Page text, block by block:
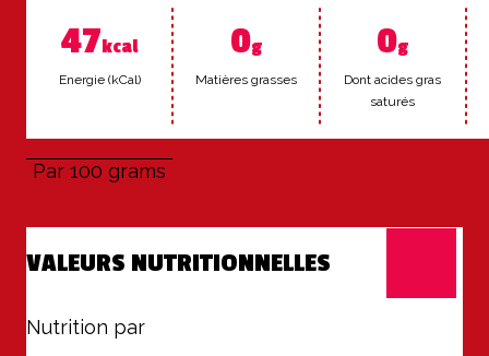
47kcal
Ener­gie (kCal)
0g
Ma­tières grasses
0g
Dont acides gras
sa­tu­rés
Par 100 grams
VALEURS NUTRITIONNELLES
Nutrition par